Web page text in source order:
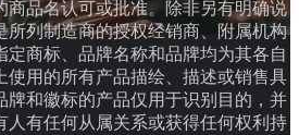
商品名认可或批准。除非另有明确说
所列制造商的授权经销商、附属机构
定商标、品牌名称和品牌均为其各自
使用的所有产品描绘、描述或销售具
牌和徽标的产品仅用于识别目的，并
人有任何从属关系或获得任何权利持